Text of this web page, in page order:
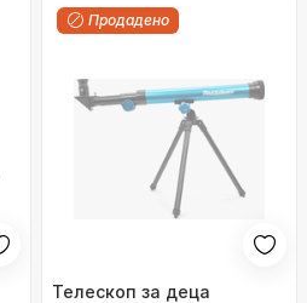
Продадено
Телескоп за деца